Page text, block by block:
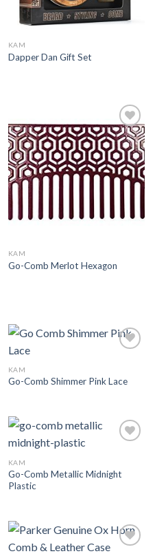
KAM
Dapper Dan Gift Set
Add to
Wishlist
KAM
Go-Comb Merlot Hexagon
KAM
Go-Comb Shimmer Pink Lace
KAM
Go-Comb Metallic Midnight
Plastic